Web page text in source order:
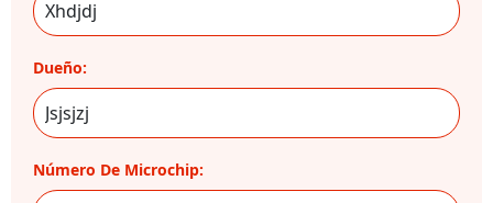
Dueño:
Número De Microchip: